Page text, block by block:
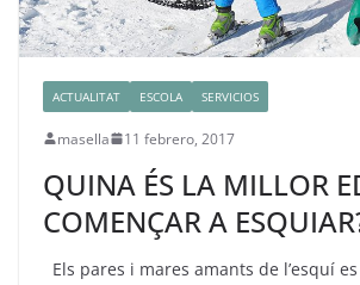
ACTUALITAT ESCOLA SERVICIOS
masella 11 febrero, 2017
QUINA ÉS LA MILLOR
COMENÇAR A
Els pares i mares amants de l’esquí